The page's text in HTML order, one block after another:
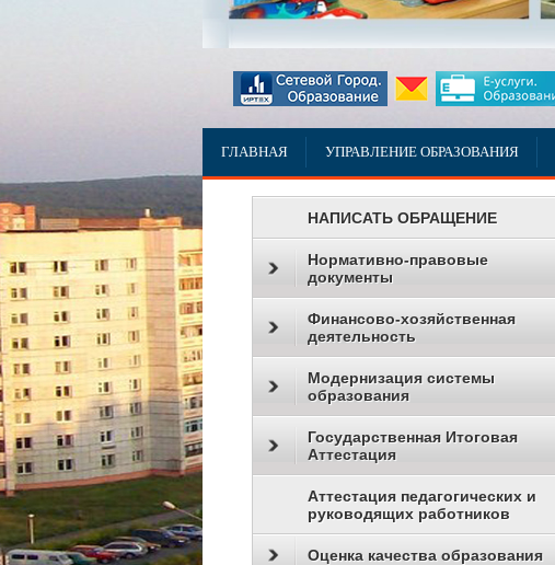
ГЛАВНАЯ УПРАВЛЕНИЕ ОБРАЗОВАНИЯ
НАПИСАТЬ ОБРАЩЕНИЕ
Нормативно-правовые
документы
Финансово-хозяйственная
деятельность
Модернизация системы
образования
Государственная Итоговая
Аттестация
Аттестация педагогических и
руководящих работников
Оценка качества образования